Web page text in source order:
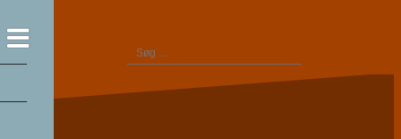
til
indhold
Søg
efter: